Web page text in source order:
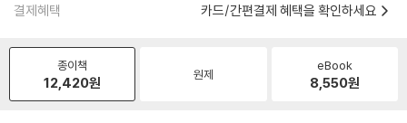
결제혜택 카드/간편결제 혜택을 확인하세요
종이책
12,420원 원제
eBook
8,550원